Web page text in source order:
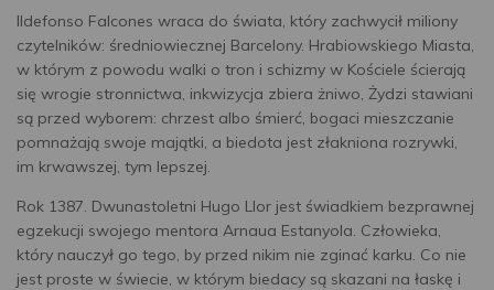
Ildefonso Falcones wraca do świata, który zachwycił miliony
czytelników: średniowiecznej Barcelony. Hrabiowskiego Miasta,
w którym z powodu walki o tron i schizmy w Kościele ścierają
się wrogie stronnictwa, inkwizycja zbiera żniwo, Żydzi stawiani
są przed wyborem: chrzest albo śmierć, bogaci mieszczanie
pomnażają swoje majątki, a biedota jest złakniona rozrywki,
im krwawszej, tym lepszej.
Rok 1387. Dwunastoletni Hugo Llor jest świadkiem bezprawnej
egzekucji swojego mentora Arnaua Estanyola. Człowieka,
który nauczył go tego, by przed nikim nie zginać karku. Co nie
jest proste w świecie, w którym biedacy są skazani na łaskę i